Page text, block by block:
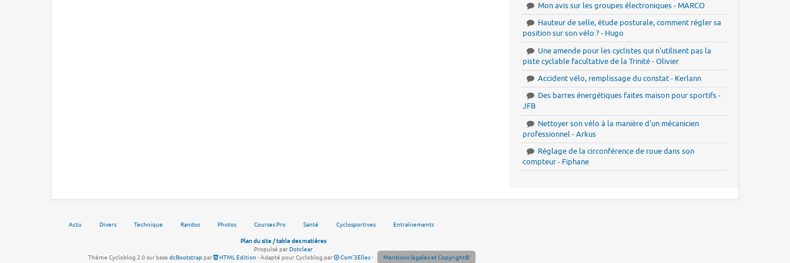
Mon avis sur les groupes électroniques - MARCO
Hauteur de selle, étude posturale, comment régler sa
position sur son vélo ? - Hugo
Une amende pour les cyclistes qui n'utilisent pas la
piste cyclable facultative de la Trinité - Olivier
Accident vélo, remplissage du constat - Kerlann
Des barres énergétiques faites maison pour sportifs -
JFB
Nettoyer son vélo à la manière d'un mécanicien
professionnel - Arkus
Réglage de la circonférence de roue dans son
compteur - Fiphane
Actu Divers Technique Randos Photos Courses Pro Santé Cyclosportives Entraînements
Plan du site / table des matières
Propulsé parDotclear
Thème Cycloblog 2.0 sur base dcBootstrappar HTML Edition - Adapté pour Cycloblog par Com'3Elles- Mentions légales et Copyright©